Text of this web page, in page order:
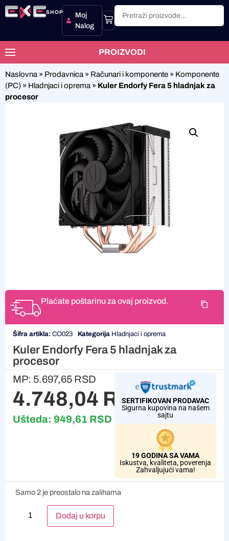
SHOP
Moj
Nalog
PROIZVODI
Naslovna » Prodavnica » Računari i komponente » Komponente
(PC) » Hladnjaci i oprema » Kuler Endorfy Fera 5 hladnjak za
procesor
Plaćate poštarinu za ovaj proizvod.
Šifra artikla: CO023 Kategorija Hladnjaci i oprema
Kuler Endorfy Fera 5 hladnjak za
procesor
MP: 5.697,65 RSD
4.748,04 RSD
Ušteda: 949,61 RSD
SERTIFIKOVAN PRODAVAC
Sigurna kupovina na našem
sajtu
19 GODINA SA VAMA
Iskustva, kvaliteta, poverenja
Zahvaljujući vama!
Samo 2 je preostalo na zalihama
Dodaj u korpu